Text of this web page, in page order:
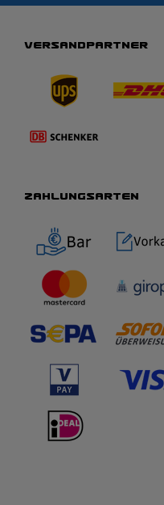
VERSANDPARTNER
ZAHLUNGSARTEN